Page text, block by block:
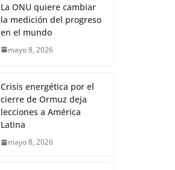
La ONU quiere cambiar
la medición del progreso
en el mundo
mayo 8, 2026
Crisis energética por el
cierre de Ormuz deja
lecciones a América
Latina
mayo 8, 2026